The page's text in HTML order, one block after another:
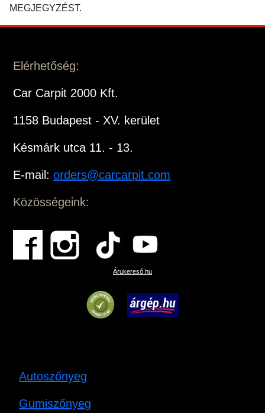
MEGJEGYZÉST.
Elérhetőség:
Car Carpit 2000 Kft.
1158 Budapest - XV. kerület
Késmárk utca 11. - 13.
E-mail:orders@carcarpit.com
Közösségeink:
Árukereső.hu
Autoszőnyeg
Gumiszőnyeg